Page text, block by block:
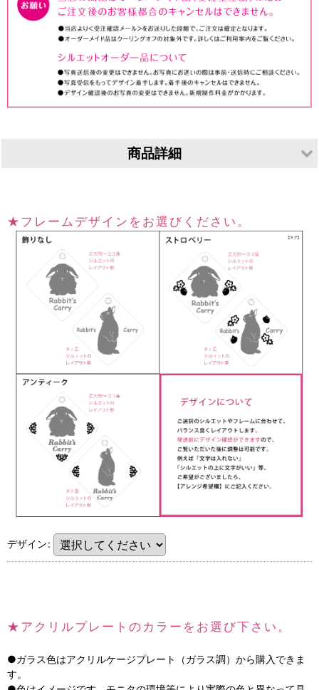
商品詳細
仕上げ等
側面磨き または レーザーカット
★フレームデザインをお選びください。
デザイン:
★ アクリルプレートのカラーをお選び下さい。
●ガラス色はアクリルケージプレート（ガラス調）から購入できま
す。